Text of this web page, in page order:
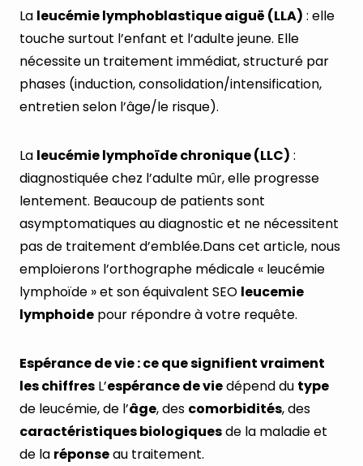
La leucémie lymphoblastique aiguë (LLA) : elle
touche surtout l’enfant et l’adulte jeune. Elle
nécessite un traitement immédiat, structuré par
phases (induction, consolidation/intensification,
entretien selon l’âge/le risque).
La leucémie lymphoïde chronique (LLC) :
diagnostiquée chez l’adulte mûr, elle progresse
lentement. Beaucoup de patients sont
asymptomatiques au diagnostic et ne nécessitent
pas de traitement d’emblée.Dans cet article, nous
emploierons l’orthographe médicale « leucémie
lymphoïde » et son équivalent SEO leucemie
lymphoide pour répondre à votre requête.
Espérance de vie : ce que signifient vraiment
les chiffres L’espérance de viedépend du type
de leucémie, de l’âge, des comorbidités, des
caractéristiques biologiquesde la maladie et
de la réponseau traitement.